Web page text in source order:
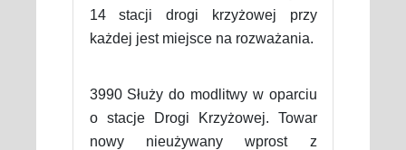
14 stacji drogi krzyżowej przy
każdej jest miejsce na rozważania.
3990 Służy do modlitwy w oparciu
o stacje Drogi Krzyżowej. Towar
nowy nieużywany wprost z